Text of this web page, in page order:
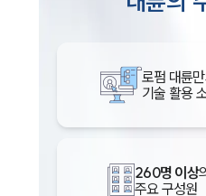
로펌 대륜만
기술 활용
260명 이상의
주요 구성원